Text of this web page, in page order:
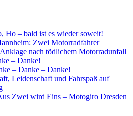
Ho – bald ist es wieder soweit!
Zwei Motorradfahrer
Anklage nach tödlichem Motorradunfall
– Danke!
– Danke – Danke!
Leidenschaft und Fahrspaß auf
Zwei wird Eins – Motogiro Dresden